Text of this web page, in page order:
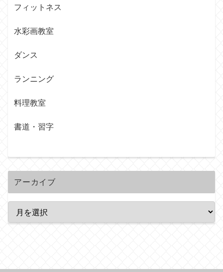
フィットネス
水彩画教室
ダンス
ランニング
料理教室
書道・習字
アーカイブ